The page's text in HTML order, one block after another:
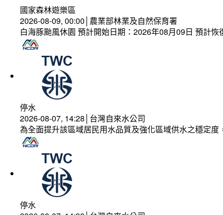
國家森林遊樂區
2026-08-09, 00:00│農業部林業及自然保育署
白海豚颱風休園 預計開始日期：2026年08月09日 預計
停水
2026-08-07, 14:28│台灣自來水公司
為全面提升該區域居民用水品質及強化區域供水之穩定
停水